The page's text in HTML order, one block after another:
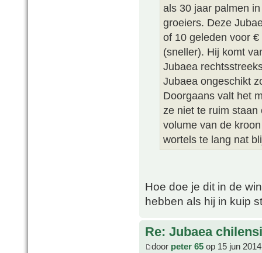
als 30 jaar palmen
groeiers. Deze
of 10 geleden voor
(sneller). Hij komt
Jubaea
Jubaea ongeschikt
Doorgaans valt het
ze niet te ruim
volume van de
wortels te lang nat
Hoe doe je dit in de
hebben als hij in kuip
Re: Jubaea
door peter 65 op 15 jun